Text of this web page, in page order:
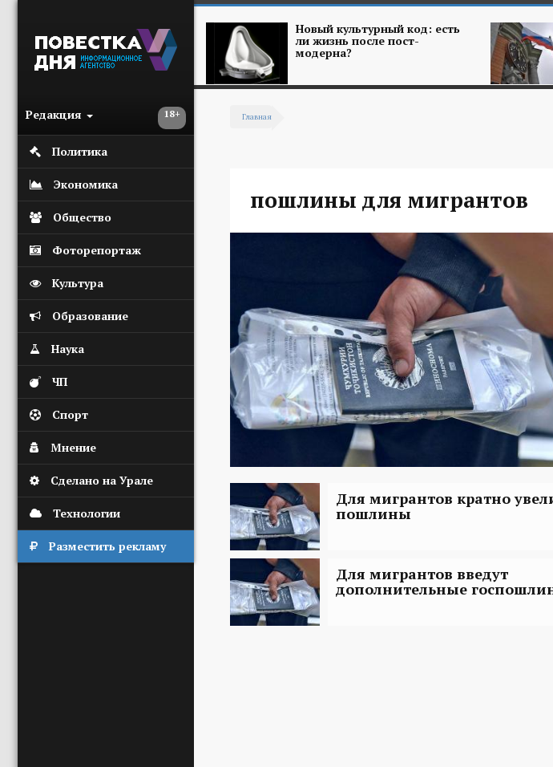
18+
Редакция
Политика
Экономика
Общество
Фоторепортаж
Культура
Образование
Наука
ЧП
Спорт
Мнение
Сделано на Урале
Технологии
Разместить рекламу
Новый культурный код: есть
ли жизнь после пост-
модерна?
Главная
пошлины для мигрантов
Для мигрантов кратно
пошлины
Для мигрантов введут
дополнительные